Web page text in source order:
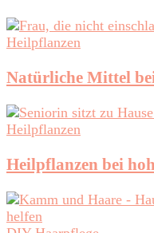
Heilpflanzen
Natürliche Mittel
Heilpflanzen
Heilpflanzen bei